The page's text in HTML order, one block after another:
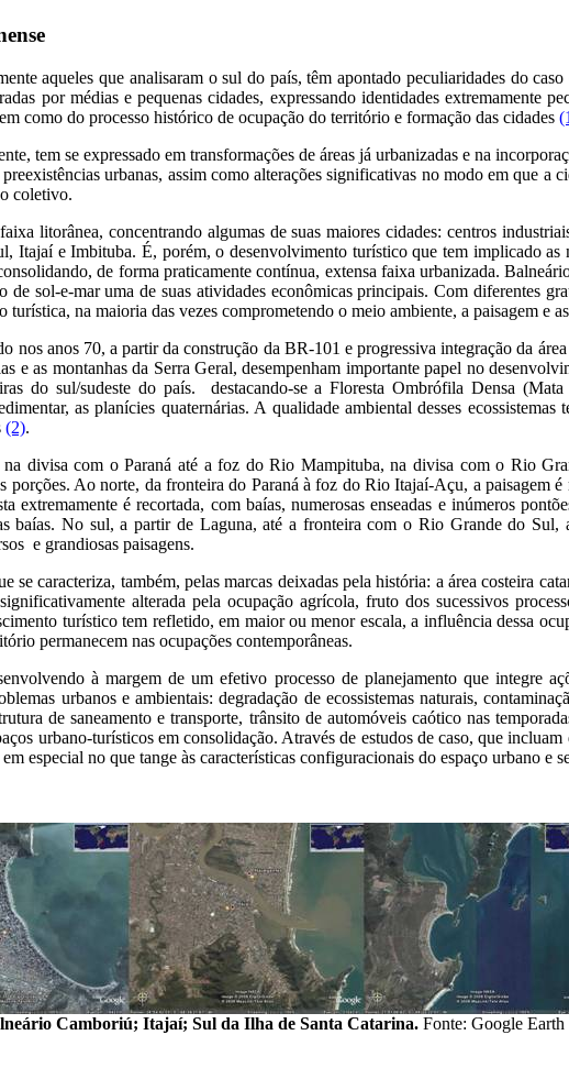
aqueles que analisaram o sul do país, têm apontado peculiaridades do
por médias e pequenas cidades, expressando identidades extremamente
como do processo histórico de ocupação do território e formação das cidades
tem se expressado em transformações de áreas já urbanizadas e na
urbanas, assim como alterações significativas no modo em que a
coletivo.
litorânea, concentrando algumas de suas maiores cidades: centros
Itajaí e Imbituba. É, porém, o desenvolvimento turístico que tem implicado as
de forma praticamente contínua, extensa faixa urbanizada.
sol-e-mar uma de suas atividades econômicas principais. Com diferentes
na maioria das vezes comprometendo o meio ambiente, a paisagem e
anos 70, a partir da construção da BR-101 e progressiva integração da
e as montanhas da Serra Geral, desempenham importante papel no
do sul/sudeste do país. destacando-se a Floresta Ombrófila Densa
as planícies quaternárias. A qualidade ambiental desses
(2).
divisa com o Paraná até a foz do Rio Mampituba, na divisa com o Rio
porções. Ao norte, da fronteira do Paraná à foz do Rio Itajaí-Açu, a paisagem
é recortada, com baías, numerosas enseadas e inúmeros
baías. No sul, a partir de Laguna, até a fronteira com o Rio Grande do Sul,
e grandiosas paisagens.
caracteriza, também, pelas marcas deixadas pela história: a área costeira
alterada pela ocupação agrícola, fruto dos sucessivos
turístico tem refletido, em maior ou menor escala, a influência dessa
permanecem nas ocupações contemporâneas.
à margem de um efetivo processo de planejamento que integre
urbanos e ambientais: degradação de ecossistemas naturais,
de saneamento e transporte, trânsito de automóveis caótico nas
urbano-turísticos em consolidação. Através de estudos de caso, que
especial no que tange às características configuracionais do espaço urbano e
Camboriú; Itajaí; Sul da Ilha de Santa Catarina. Fonte: Google Earth